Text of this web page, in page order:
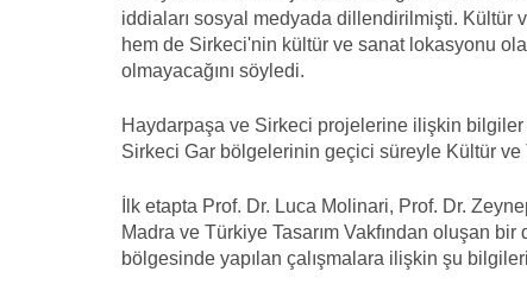
iddiaları sosyal medyada dillendirilmişti. Kültür
hem de Sirkeci'nin kültür ve sanat lokasyonu
olmayacağını söyledi.
Haydarpaşa ve Sirkeci projelerine ilişkin
Sirkeci Gar bölgelerinin geçici süreyle Kültür ve
İlk etapta Prof. Dr. Luca Molinari, Prof. Dr.
Madra ve Türkiye Tasarım Vakfından oluşan
bölgesinde yapılan çalışmalara ilişkin şu